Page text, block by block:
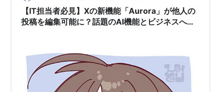
ますが、それを吹き飛ばすぐらいの魅…
【IT担当者必見】Xの新機能「Aurora」が他人の
投稿を編集可能に？話題のAI機能とビジネスへの